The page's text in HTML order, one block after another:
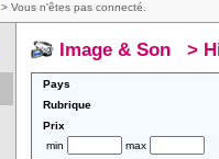
> Vous n'êtes pas connecté.
Image & Son >
Pays
Rubrique
Prix
min
max